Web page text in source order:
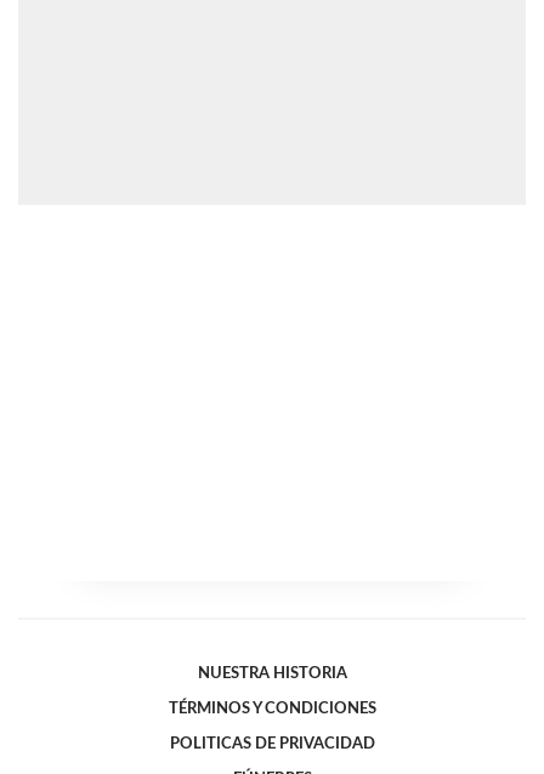
NUESTRA HISTORIA
TÉRMINOS Y CONDICIONES
POLITICAS DE PRIVACIDAD